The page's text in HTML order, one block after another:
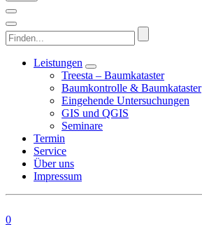
Finden...
Leistungen
Treesta – Baumkataster
Baumkontrolle & Baumkataster
Eingehende Untersuchungen
GIS und QGIS
Seminare
Termin
Service
Über uns
Impressum
0